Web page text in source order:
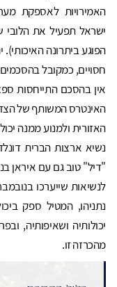
האמירויות לאספקת
ישראל תפעיל את הלובי
הפוגע ביתרונה
חסויים, כמקובל בהסכמים
אין בהסכם התייחסות
האינטרס המשותף של
האזורית ולמנוע ממנה
נשיא ארצות הברית
"דיל" טוב גם עם איראן
לנשיאות שייערכו
נתניהו, המטיל ספק
יכולותיה ושאיפותיה,
מהכרזה זו.